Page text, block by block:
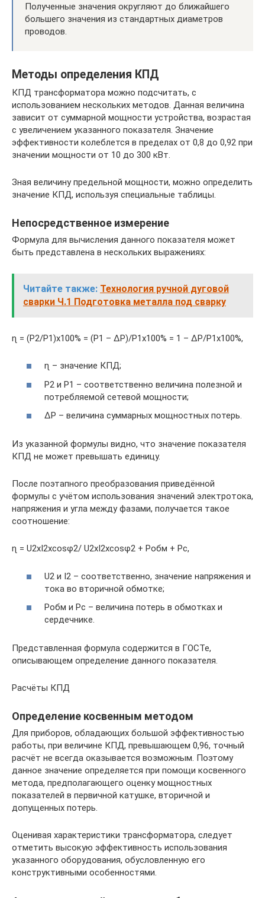
Полученные значения округляют до ближайшего
большего значения из стандартных диаметров
проводов.
Методы определения КПД
КПД трансформатора можно подсчитать, с
использованием нескольких методов. Данная величина
зависит от суммарной мощности устройства, возрастая
с увеличением указанного показателя. Значение
эффективности колеблется в пределах от 0,8 до 0,92 при
значении мощности от 10 до 300 кВт.
Зная величину предельной мощности, можно определить
значение КПД, используя специальные таблицы.
Непосредственное измерение
Формула для вычисления данного показателя может
быть представлена в нескольких выражениях:
Читайте также: Технология ручной дуговой
сварки Ч.1 Подготовка металла под сварку
ɳ = (Р2/Р1)х100% = (Р1 – ΔР)/Р1х100% = 1 – ΔР/Р1х100%,
ɳ – значение КПД;
Р2 и Р1 – соответственно величина полезной и
потребляемой сетевой мощности;
ΔР – величина суммарных мощностных потерь.
Из указанной формулы видно, что значение показателя
КПД не может превышать единицу.
После поэтапного преобразования приведённой
формулы с учётом использования значений электротока,
напряжения и угла между фазами, получается такое
соотношение:
ɳ = U2хI2хcosφ2/ U2хI2хcosφ2 + Робм + Рс,
U2 и I2 – соответственно, значение напряжения и
тока во вторичной обмотке;
Робм и Рс – величина потерь в обмотках и
сердечнике.
Представленная формула содержится в ГОСТе,
описывающем определение данного показателя.
Расчёты КПД
Определение косвенным методом
Для приборов, обладающих большой эффективностью
работы, при величине КПД, превышающем 0,96, точный
расчёт не всегда оказывается возможным. Поэтому
данное значение определяется при помощи косвенного
метода, предполагающего оценку мощностных
показателей в первичной катушке, вторичной и
допущенных потерь.
Оценивая характеристики трансформатора, следует
отметить высокую эффективность использования
указанного оборудования, обусловленную его
конструктивными особенностями.